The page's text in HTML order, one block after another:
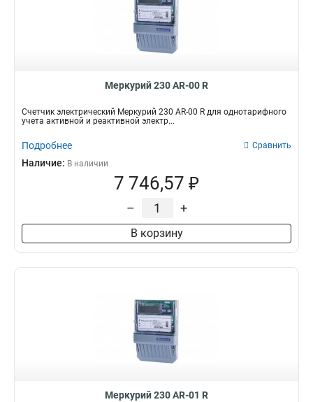
Меркурий 230 AR-00 R
Счетчик электрический Меркурий 230 AR-00 R для однотарифного
учета активной и реактивной электр...
Подробнее Сравнить
Наличие: В наличии
7 746,57 ₽
– +
В корзину
Меркурий 230 AR-01 R